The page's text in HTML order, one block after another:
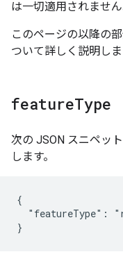
は一切適用されません
このページの以降の
ついて詳しく説明しま
featureType
次の JSON スニペッ
します。
{
"featureType":
}